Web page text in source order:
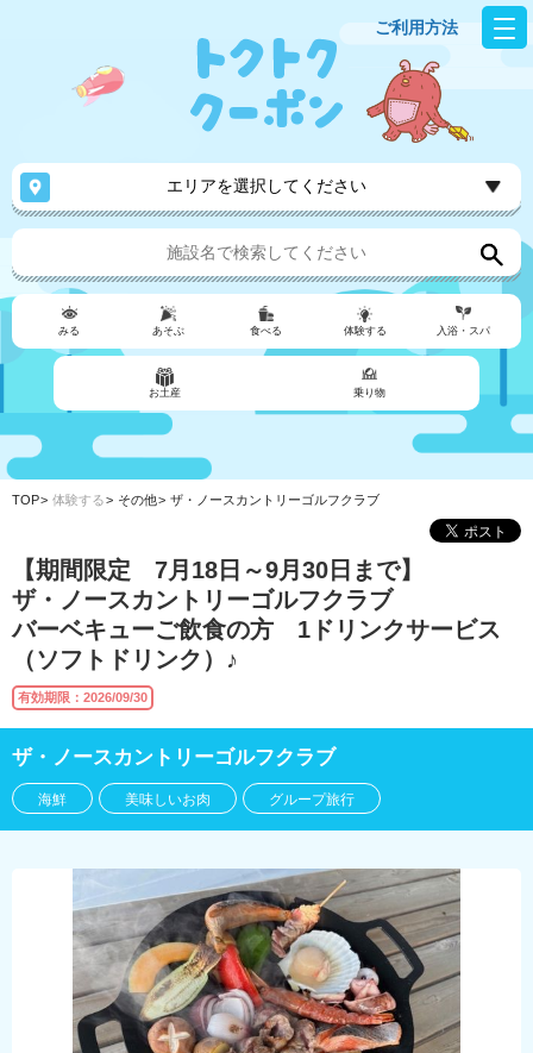
ご利用方法
エリアを選択してください
みる あそぶ 食べる 体験する 入浴・スパ
お土産 乗り物
TOP 体験する その他 ザ・ノースカントリーゴルフクラブ
【期間限定 7月18日～9月30日まで】
ザ・ノースカントリーゴルフクラブ
バーベキューご飲食の方 1ドリンクサービス
（ソフトドリンク）♪
有効期限：2026/09/30
ザ・ノースカントリーゴルフクラブ
海鮮 美味しいお肉 グループ旅行